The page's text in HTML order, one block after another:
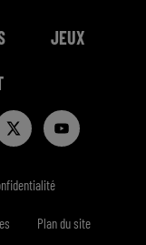
JEUX
Plan du site